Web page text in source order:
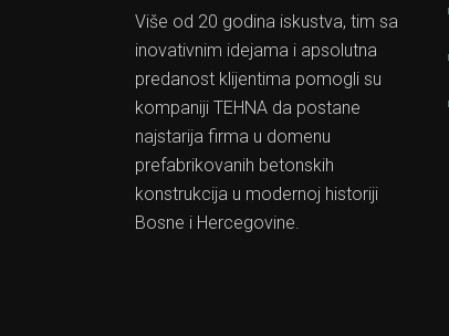
Više od 20 godina iskustva, tim sa
inovativnim idejama i apsolutna
predanost klijentima pomogli su
kompaniji TEHNA da postane
najstarija firma u domenu
prefabrikovanih betonskih
konstrukcija u modernoj historiji
Bosne i Hercegovine.